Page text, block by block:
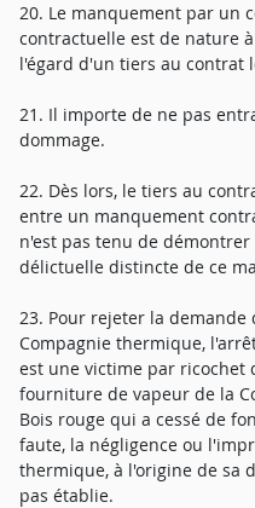
20. Le manquement par un
contractuelle est de nature
l'égard d'un tiers au contrat
21. Il importe de ne pas
dommage.
22. Dès lors, le tiers au
entre un manquement
n'est pas tenu de
délictuelle distincte de ce
23. Pour rejeter la demande
Compagnie thermique,
est une victime par
fourniture de vapeur de la
Bois rouge qui a cessé de
faute, la négligence ou
thermique, à l'origine de sa
pas établie.